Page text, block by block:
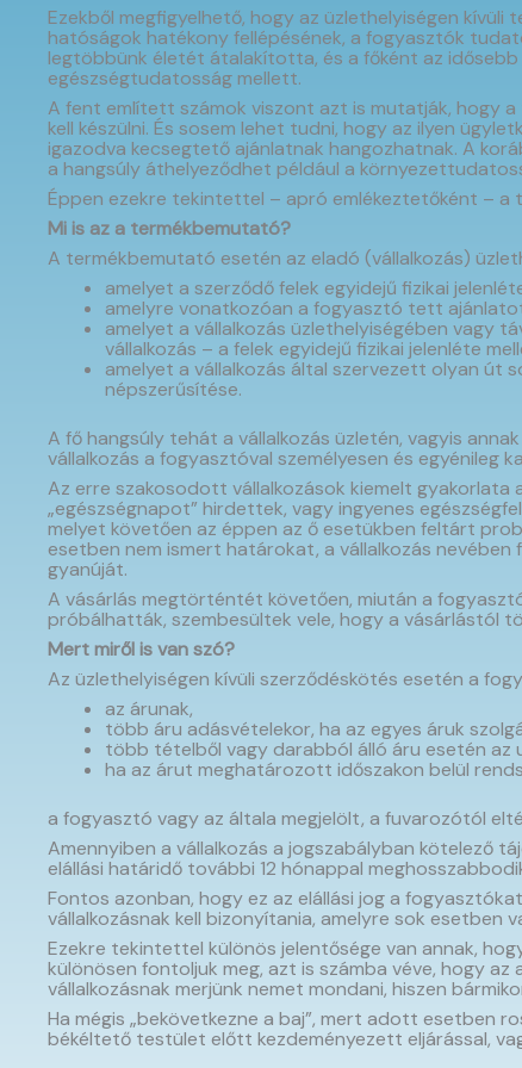
Ezekből megfigyelhető, hogy az üzlethelyiségen
hatóságok hatékony fellépésének, a fogyasztók
legtöbbünk életét átalakította, és a főként az
egészségtudatosság mellett.
A fent említett számok viszont azt is mutatják, hogy
kell készülni. És sosem lehet tudni, hogy az ilyen
igazodva kecsegtető ajánlatnak hangozhatnak. A
a hangsúly áthelyeződhet például a
Éppen ezekre tekintettel – apró emlékeztetőként –
Mi is az a termékbemutató?
A termékbemutató esetén az eladó (vállalkozás)
amelyet a szerződő felek egyidejű fizikai
amelyre vonatkozóan a fogyasztó tett
amelyet a vállalkozás üzlethelyiségében vagy
vállalkozás – a felek egyidejű fizikai jelenléte
amelyet a vállalkozás által szervezett olyan út
népszerűsítése.
A fő hangsúly tehát a vállalkozás üzletén, vagyis
vállalkozás a fogyasztóval személyesen és
Az erre szakosodott vállalkozások kiemelt
„egészségnapot” hirdettek, vagy ingyenes
melyet követően az éppen az ő esetükben feltárt
esetben nem ismert határokat, a vállalkozás
gyanúját.
A vásárlás megtörténtét követően, miután a
próbálhatták, szembesültek vele, hogy a vásárlástól
Mert miről is van szó?
Az üzlethelyiségen kívüli szerződéskötés esetén a
az árunak,
több áru adásvételekor, ha az egyes áruk
több tételből vagy darabból álló áru esetén
ha az árut meghatározott időszakon belül
a fogyasztó vagy az általa megjelölt, a fuvarozótól
Amennyiben a vállalkozás a jogszabályban kötelező
elállási határidő további 12 hónappal
Fontos azonban, hogy ez az elállási jog a
vállalkozásnak kell bizonyítania, amelyre sok esetben
Ezekre tekintettel különös jelentősége van annak,
különösen fontoljuk meg, azt is számba véve, hogy
vállalkozásnak merjünk nemet mondani, hiszen
Ha mégis „bekövetkezne a baj”, mert adott esetben
békéltető testület előtt kezdeményezett eljárással,